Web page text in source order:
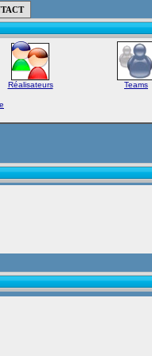
Réalisateurs Teams